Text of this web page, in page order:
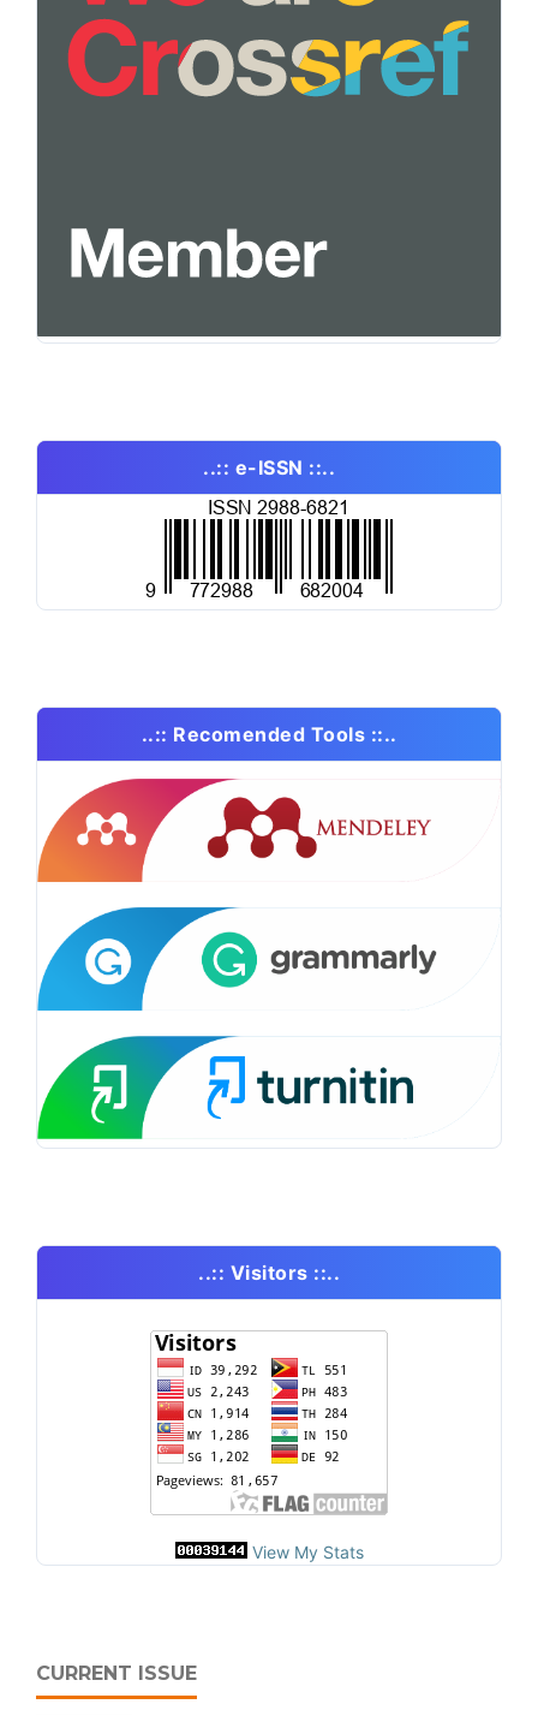
..:: e-ISSN ::..
..:: Recomended Tools ::..
..:: Visitors ::..
View My Stats
CURRENT ISSUE